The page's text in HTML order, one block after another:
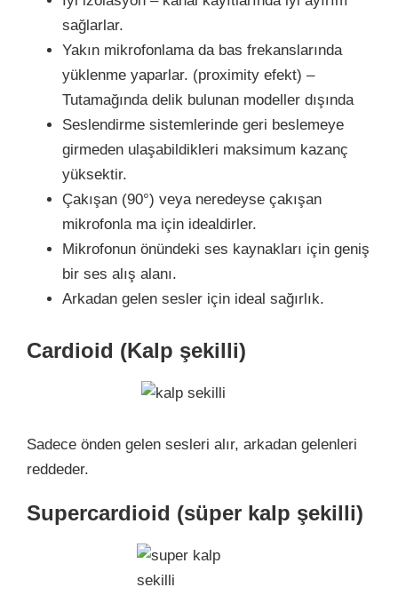
sağlarlar.
Yakın mikrofonlama da bas frekanslarında
yüklenme yaparlar. (proximity efekt) –
Tutamağında delik bulunan modeller dışında
Seslendirme sistemlerinde geri beslemeye
girmeden ulaşabildikleri maksimum kazanç
yüksektir.
Çakışan (90°) veya neredeyse çakışan
mikrofonla ma için idealdirler.
Mikrofonun önündeki ses kaynakları için geniş
bir ses alış alanı.
Arkadan gelen sesler için ideal sağırlık.
Cardioid (Kalp şekilli)
Sadece önden gelen sesleri alır, arkadan gelenleri
reddeder.
Supercardioid (süper kalp şekilli)